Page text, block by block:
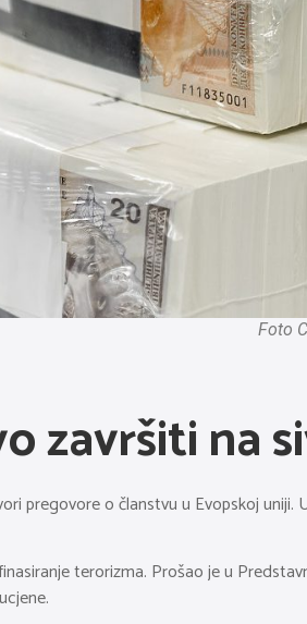
Foto
završiti na
pregovore o članstvu u Evopskoj
terorizma. Prošao je u